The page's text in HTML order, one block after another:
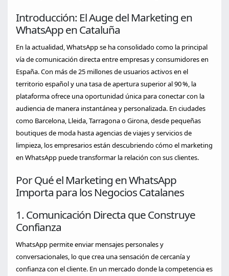
Introducción: El Auge del Marketing en
WhatsApp en Cataluña
En la actualidad, WhatsApp se ha consolidado como la principal
vía de comunicación directa entre empresas y consumidores en
España. Con más de 25 millones de usuarios activos en el
territorio español y una tasa de apertura superior al 90 %, la
plataforma ofrece una oportunidad única para conectar con la
audiencia de manera instantánea y personalizada. En ciudades
como Barcelona, Lleida, Tarragona o Girona, desde pequeñas
boutiques de moda hasta agencias de viajes y servicios de
limpieza, los empresarios están descubriendo cómo el marketing
en WhatsApp puede transformar la relación con sus clientes.
Por Qué el Marketing en WhatsApp
Importa para los Negocios Catalanes
1. Comunicación Directa que Construye
Confianza
WhatsApp permite enviar mensajes personales y
conversacionales, lo que crea una sensación de cercanía y
confianza con el cliente. En un mercado donde la competencia es